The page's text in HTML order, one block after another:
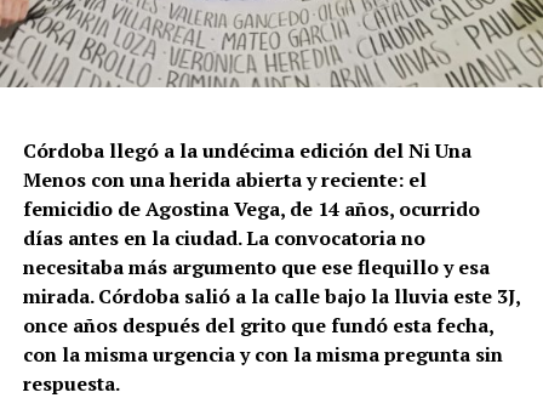
Córdoba llegó a la undécima edición del Ni Una
Menos con una herida abierta y reciente: el
femicidio de Agostina Vega, de 14 años, ocurrido
días antes en la ciudad. La convocatoria no
necesitaba más argumento que ese flequillo y esa
mirada. Córdoba salió a la calle bajo la lluvia este 3J,
once años después del grito que fundó esta fecha,
con la misma urgencia y con la misma pregunta sin
respuesta.